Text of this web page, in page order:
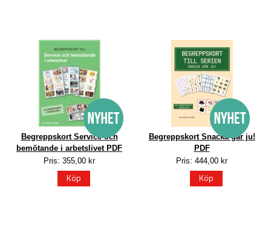
Begreppskort Service och
bemötande i arbetslivet PDF
Pris: 355,00 kr
Köp
Begreppskort Snacka går ju!
PDF
Pris: 444,00 kr
Köp